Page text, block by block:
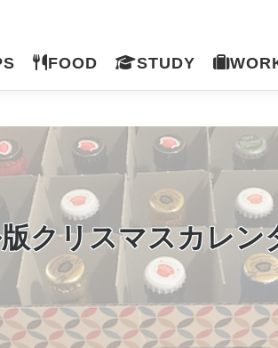
FOOD STUDY
クリスマスカレン